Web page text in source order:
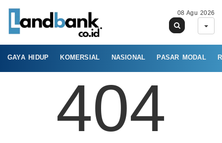
08 Agu 2026
GAYA HIDUP KOMERSIAL NASIONAL PASAR MODAL
404